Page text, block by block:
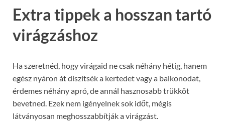
Extra tippek a hosszan tartó
virágzáshoz
Ha szeretnéd, hogy virágaid ne csak néhány hétig, hanem
egész nyáron át díszítsék a kertedet vagy a balkonodat,
érdemes néhány apró, de annál hasznosabb trükköt
bevetned. Ezek nem igényelnek sok időt, mégis
látványosan meghosszabbítják a virágzást.